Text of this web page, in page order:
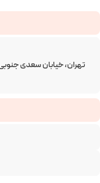
تهران، خیابان سعدی